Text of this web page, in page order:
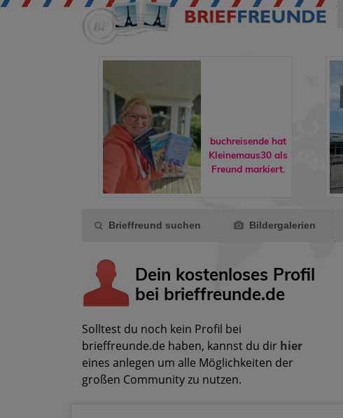
buchreisendehat
Kleinemaus30als
Freund markiert.
Brieffreund suchen Bildergalerien
Dein kostenloses Profil
bei brieffreunde.de
Solltest du noch kein Profil bei
brieffreunde.de haben, kannst du dir hier
eines anlegen um alle Möglichkeiten der
großen Community zu nutzen.